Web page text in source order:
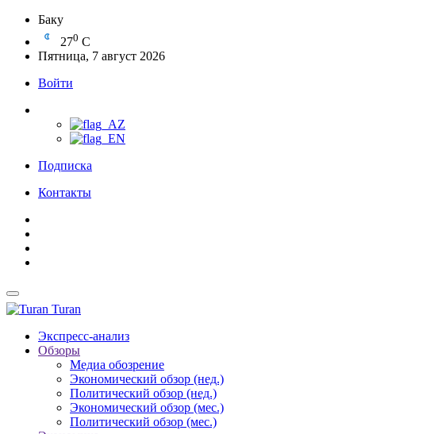
Баку
270 C
Пятница, 7 август 2026
Войти
Подписка
Контакты
Turan
Экспресс-анализ
Обзоры
Медиа обозрение
Экономический обзор (нед.)
Политический обзор (нед.)
Экономический обзор (мес.)
Политический обзор (мес.)